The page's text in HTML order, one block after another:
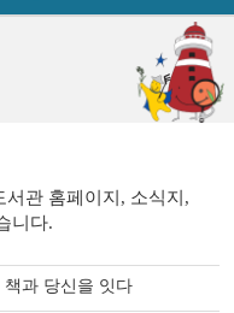
서관 홈페이지, 소식지,
니다.
과 당신을 잇다